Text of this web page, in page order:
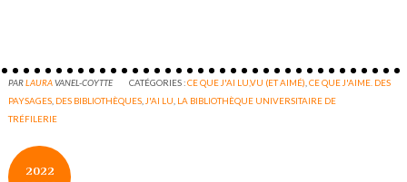
PARLAURAVANEL-COYTTE CATÉGORIES :CE QUE J'AI LU,VU (ET AIMÉ) ,CE QUE J'AIME. DES
PAYSAGES DES BIBLIOTHÈQUES J'AI LU LA BIBLIOTHÈQUE UNIVERSITAIRE DE
TRÉFILERIE
2022